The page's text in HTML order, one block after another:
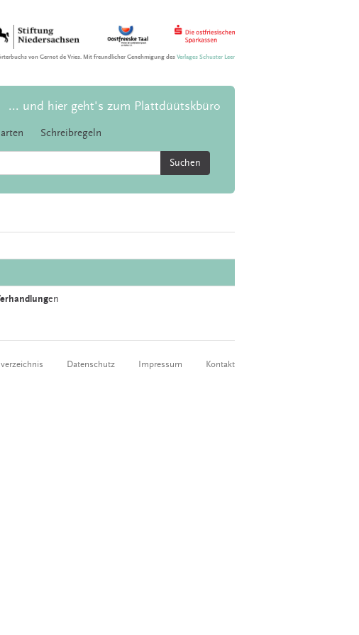
von Gernot de Vries. Mit freundlicher Genehmigung desVerlages Schuster Leer
... und hier geht's zum Plattdüütskbüro
Schreibregeln
Suchen
en
Datenschutz Impressum Kontakt